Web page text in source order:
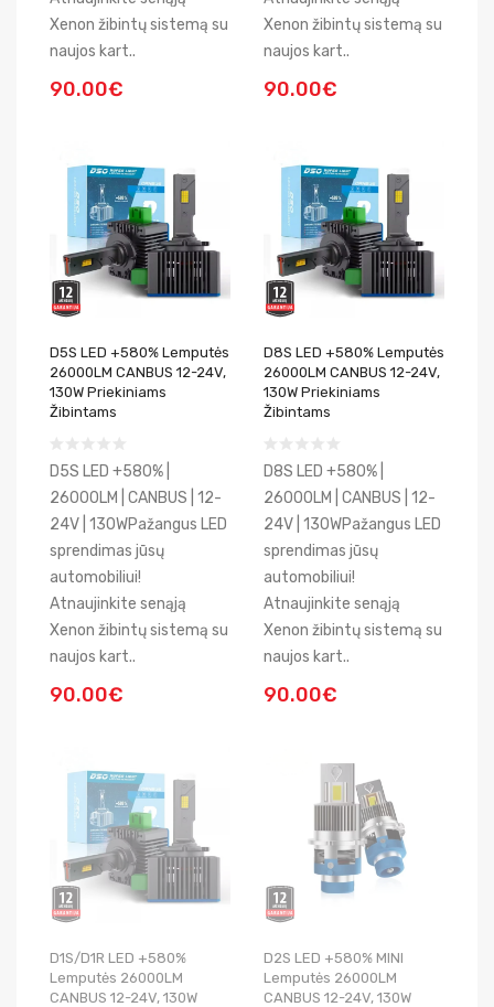
Xenon žibintų sistemą su
naujos kart..
90.00€
Xenon žibintų sistemą su
naujos kart..
90.00€
D5S LED +580% Lemputės
26000LM CANBUS 12-24V,
130W Priekiniams
Žibintams
D5S LED +580% |
26000LM | CANBUS | 12-
24V | 130WPažangus LED
sprendimas jūsų
automobiliui!
Atnaujinkite senąją
Xenon žibintų sistemą su
naujos kart..
90.00€
D8S LED +580% Lemputės
26000LM CANBUS 12-24V,
130W Priekiniams
Žibintams
D8S LED +580% |
26000LM | CANBUS | 12-
24V | 130WPažangus LED
sprendimas jūsų
automobiliui!
Atnaujinkite senąją
Xenon žibintų sistemą su
naujos kart..
90.00€
D1S/D1R LED +580%
Lemputės 26000LM
CANBUS 12-24V, 130W
D2S LED +580% MINI
Lemputės 26000LM
CANBUS 12-24V, 130W